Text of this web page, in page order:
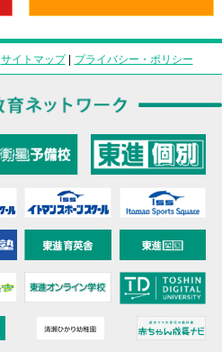
サイトマップ| プライバシー・ポリシー